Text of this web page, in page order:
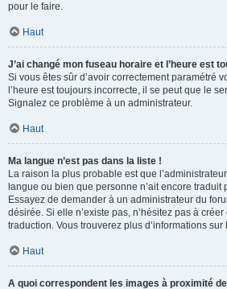
pour le faire.
Haut
J’ai changé mon fuseau horaire et l’heure est
Si vous êtes sûr d’avoir correctement paramétré
l’heure est toujours incorrecte, il se peut que le
Signalez ce problème à un administrateur.
Haut
Ma langue n’est pas dans la liste !
La raison la plus probable est que
langue ou bien que personne n’ait encore traduit
Essayez de demander à un administrateur du
désirée. Si elle n’existe pas, n’hésitez pas à
traduction. Vous trouverez plus d’informations sur
Haut
A quoi correspondent les images à proximité